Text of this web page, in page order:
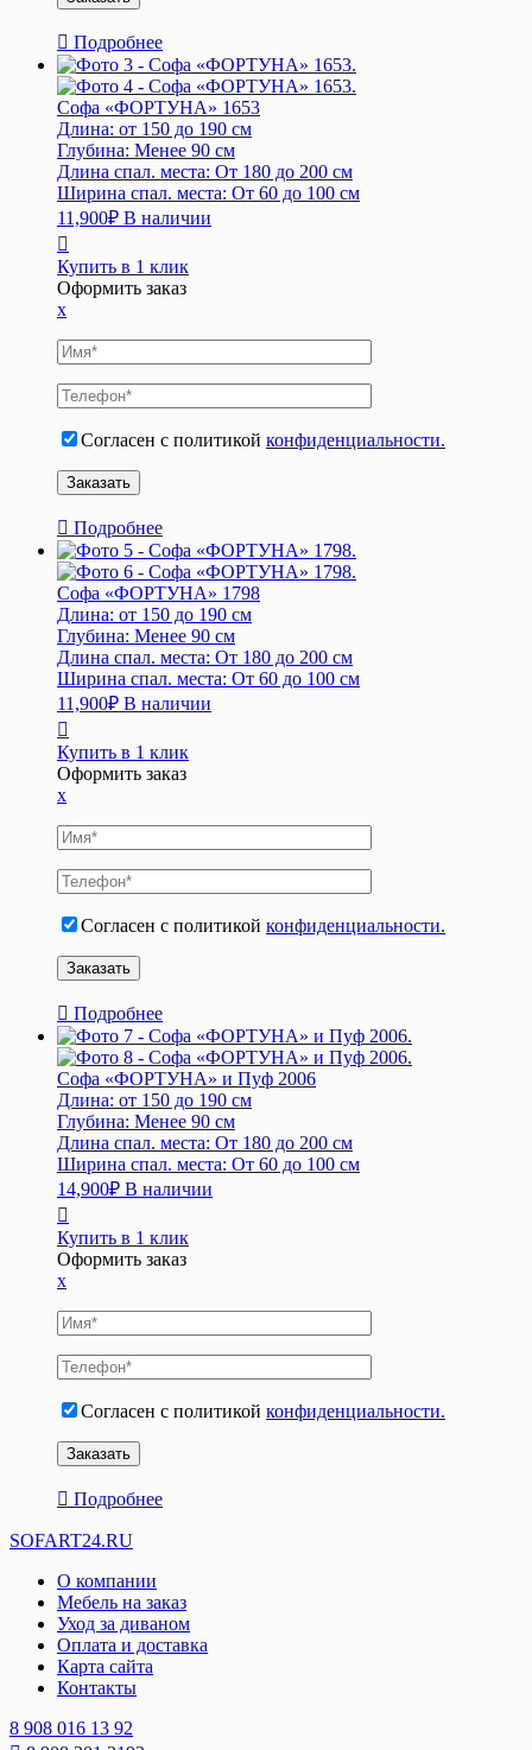
Подробнее
Софа «ФОРТУНА» 1653
Длина: от 150 до 190 см
Глубина: Менее 90 см
Длина спал. места: От 180 до 200 см
Ширина спал. места: От 60 до 100 см
11,900₽ В наличии
Купить в 1 клик
Оформить заказ
x
Согласен с политикой конфиденциальности.
Подробнее
Софа «ФОРТУНА» 1798
Длина: от 150 до 190 см
Глубина: Менее 90 см
Длина спал. места: От 180 до 200 см
Ширина спал. места: От 60 до 100 см
11,900₽ В наличии
Купить в 1 клик
Оформить заказ
x
Согласен с политикой конфиденциальности.
Подробнее
Софа «ФОРТУНА» и Пуф 2006
Длина: от 150 до 190 см
Глубина: Менее 90 см
Длина спал. места: От 180 до 200 см
Ширина спал. места: От 60 до 100 см
14,900₽ В наличии
Купить в 1 клик
Оформить заказ
x
Согласен с политикой конфиденциальности.
Подробнее
SOFART24.RU
О компании
Мебель на заказ
Уход за диваном
Оплата и доставка
Карта сайта
Контакты
8 908 016 13 92